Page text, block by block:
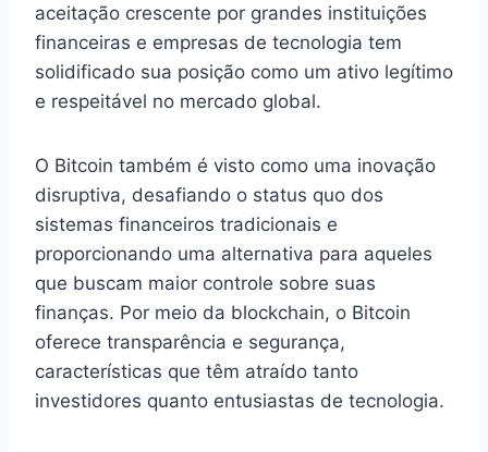
aceitação crescente por grandes instituições
financeiras e empresas de tecnologia tem
solidificado sua posição como um ativo legítimo
e respeitável no mercado global.
O Bitcoin também é visto como uma inovação
disruptiva, desafiando o status quo dos
sistemas financeiros tradicionais e
proporcionando uma alternativa para aqueles
que buscam maior controle sobre suas
finanças. Por meio da blockchain, o Bitcoin
oferece transparência e segurança,
características que têm atraído tanto
investidores quanto entusiastas de tecnologia.